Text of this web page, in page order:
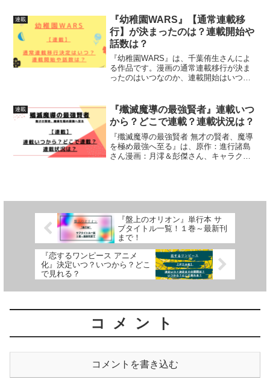
しています
連載
『幼稚園WARS』【通常連載移
行】が決まったのは？連載開始や
話数は？
『幼稚園WARS』は、千葉侑生さんによ
る作品です。漫画の通常連載移行が決ま
ったのはいつなのか、連載開始はいつな
連載
『殲滅魔導の最強賢者』連載いつ
から？どこで連載？連載状況は？
『殲滅魔導の最強賢者 無才の賢者、魔導
を極め最強へ至る』は、原作：進行諸島
さん漫画：月澪＆彭傑さん、キャラクタ
『盤上のオリオン』単行本 サ
ブタイトル一覧！１巻～最新刊
まで！
『恋するワンピース アニメ
化』決定いつ？いつから？どこ
で見れる？
コメント
コメントを書き込む